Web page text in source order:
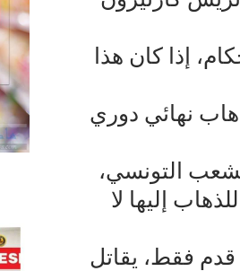
إذا كان هذا
نهائي دوري
التونسي،
إليها لا
قدم فقط، يقاتل